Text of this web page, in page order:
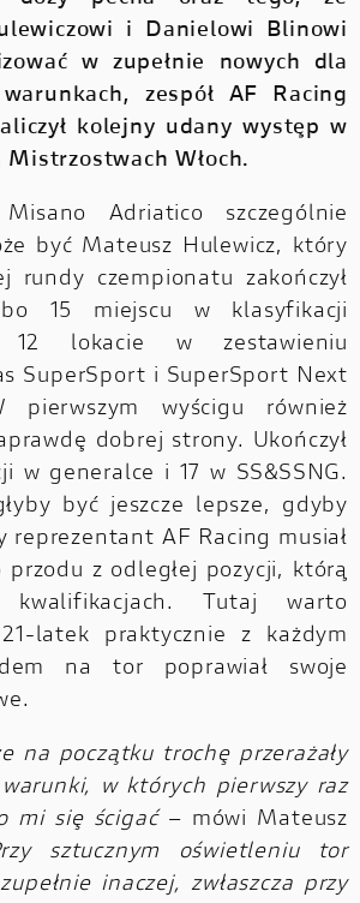
i Danielowi Blinowi
w zupełnie nowych dla
zespół AF Racing
kolejny udany występ w
Włoch.
Adriatico szczególnie
być Mateusz Hulewicz, który
rundy czempionatu zakończył
15 miejscu w klasyfikacji
lokacie w zestawieniu
SuperSport i SuperSport Next
pierwszym wyścigu również
dobrej strony. Ukończył
w generalce i 17 w SS&SSNG.
być jeszcze lepsze, gdyby
reprezentant AF Racing musiał
przodu z odległej pozycji, którą
kwalifikacjach. Tutaj warto
latek praktycznie z każdym
na tor poprawiał swoje
na początku trochę przerażały
w których pierwszy raz
mi się ścigać– mówi Mateusz
sztucznym oświetleniu tor
inaczej, zwłaszcza przy